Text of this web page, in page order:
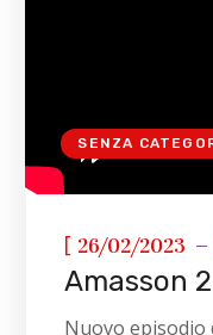
SENZA
[ 26/02/2023
Amasson
Nuovo episodio